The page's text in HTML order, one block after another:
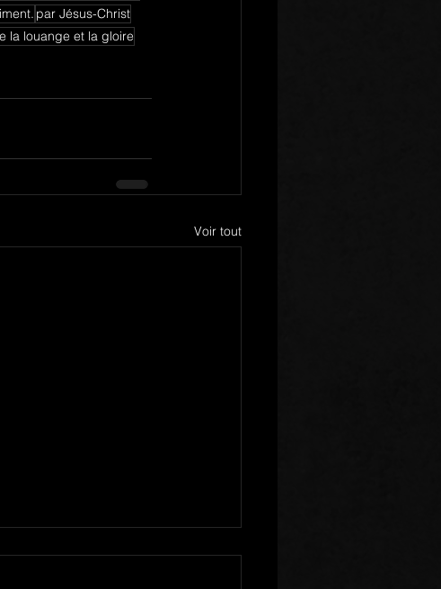
par Jésus-Christ
la louange et la gloire
Voir tout